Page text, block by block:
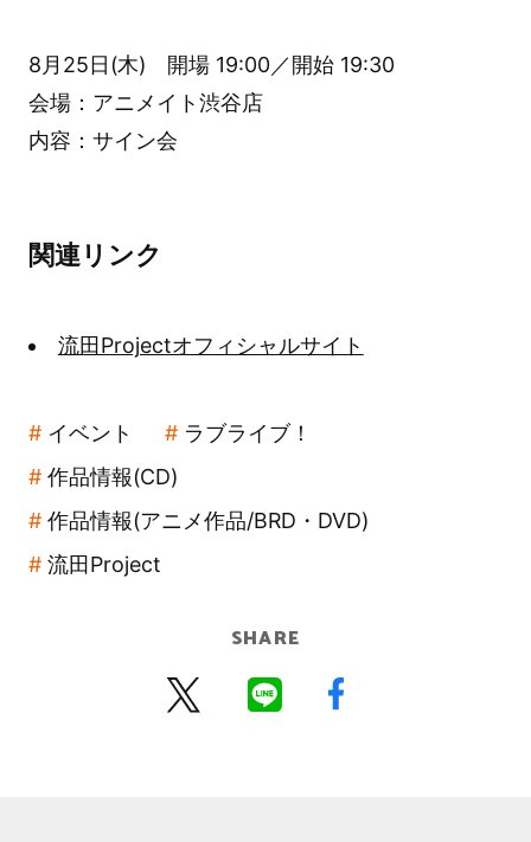
8月25日(木) 開場 19:00／開始 19:30
会場：アニメイト渋谷店
内容：サイン会
関連リンク
流田Projectオフィシャルサイト
イベント
ラブライブ！
作品情報(CD)
作品情報(アニメ作品/BRD・DVD)
流田Project
SHARE